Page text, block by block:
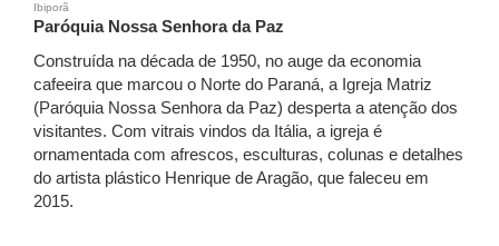
Ibiporã
Paróquia Nossa Senhora da Paz
Construída na década de 1950, no auge da economia
cafeeira que marcou o Norte do Paraná, a Igreja Matriz
(Paróquia Nossa Senhora da Paz) desperta a atenção dos
visitantes. Com vitrais vindos da Itália, a igreja é
ornamentada com afrescos, esculturas, colunas e detalhes
do artista plástico Henrique de Aragão, que faleceu em
2015.